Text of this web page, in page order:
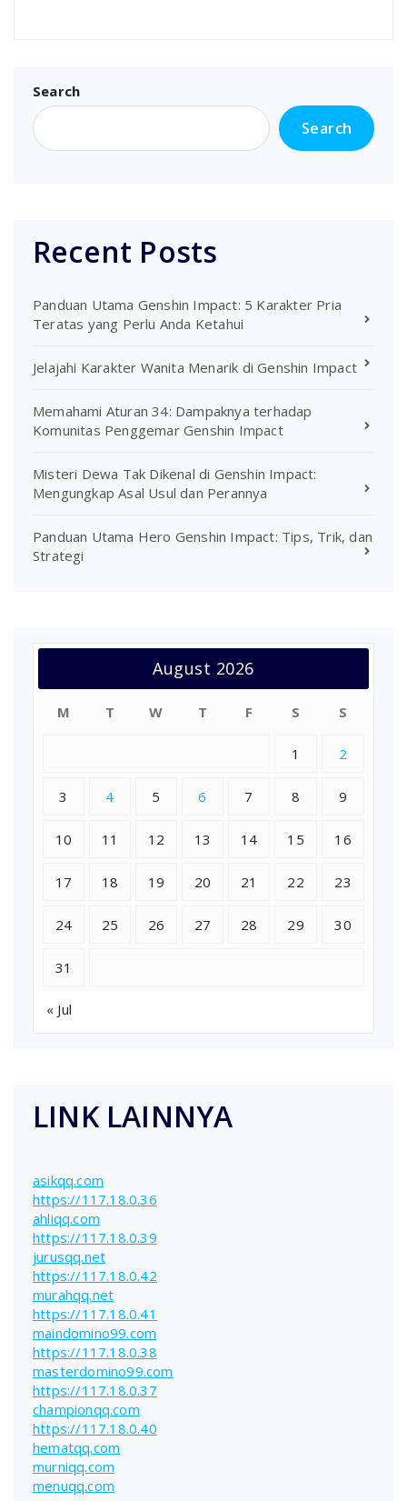
Search
Search
Recent Posts
Panduan Utama Genshin Impact: 5 Karakter Pria
Teratas yang Perlu Anda Ketahui
Jelajahi Karakter Wanita Menarik di Genshin Impact
Memahami Aturan 34: Dampaknya terhadap
Komunitas Penggemar Genshin Impact
Misteri Dewa Tak Dikenal di Genshin Impact:
Mengungkap Asal Usul dan Perannya
Panduan Utama Hero Genshin Impact: Tips, Trik, dan
Strategi
August 2026
M T W T F S S
1 2
3 4 5 6 7 8 9
10 11 12 13 14 15 16
17 18 19 20 21 22 23
24 25 26 27 28 29 30
31
« Jul
LINK LAINNYA
asikqq.com
https://117.18.0.36
ahliqq.com
https://117.18.0.39
jurusqq.net
https://117.18.0.42
murahqq.net
https://117.18.0.41
maindomino99.com
https://117.18.0.38
masterdomino99.com
https://117.18.0.37
championqq.com
https://117.18.0.40
hematqq.com
murniqq.com
menuqq.com